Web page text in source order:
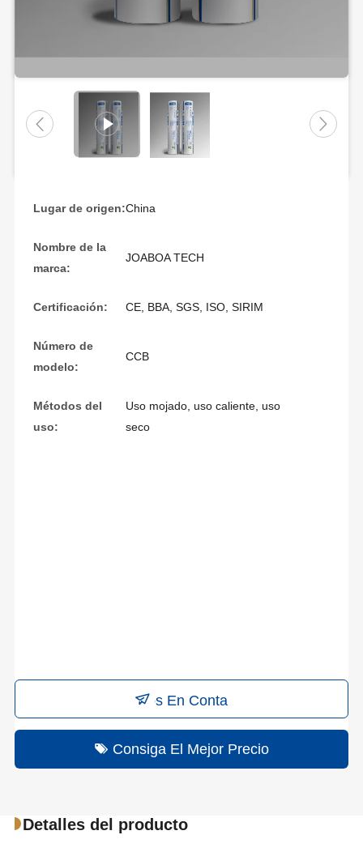
Lugar de origen:China
Nombre de la
marca:
JOABOA TECH
Certificación: CE, BBA, SGS, ISO, SIRIM
Número de
modelo:
CCB
Métodos del
uso:
Uso mojado, uso caliente, uso
seco
Éntrenos En Contacto Con
Consiga El Mejor Precio
Detalles del producto